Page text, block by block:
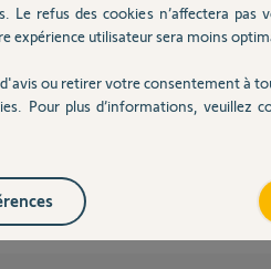
Le refus des cookies n’affectera pas
expérience utilisateur sera moins
ou retirer votre consentement à
Pour plus d’informations, veuillez